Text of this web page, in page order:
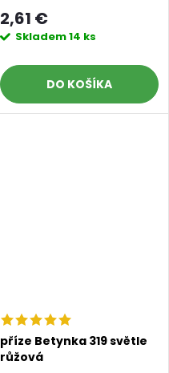
2,61 €
Skladem14 ks
DO KOŠÍKA
příze Betynka 319 světle
růžová